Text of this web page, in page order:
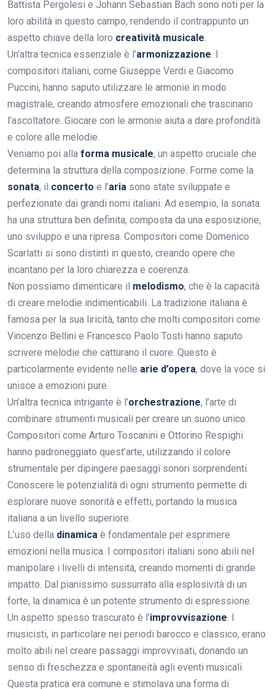
Battista Pergolesi e Johann Sebastian Bach sono noti per la
loro abilità in questo campo, rendendo il contrappunto un
aspetto chiave della loro creatività musicale
Un’altra tecnica essenziale è l’armonizzazione . I
compositori italiani, come Giuseppe Verdi e Giacomo
Puccini, hanno saputo utilizzare le armonie in modo
magistrale, creando atmosfere emozionali che trascinano
l’ascoltatore. Giocare con le armonie aiuta a dare profondità
e colore alle melodie.
Veniamo poi alla forma musicale, un aspetto cruciale che
determina la struttura della composizione. Forme come la
sonata, il concerto e l’aria sono state sviluppate e
perfezionate dai grandi nomi italiani. Ad esempio, la sonata
ha una struttura ben definita, composta da una esposizione,
uno sviluppo e una ripresa. Compositori come Domenico
Scarlatti si sono distinti in questo, creando opere che
incantano per la loro chiarezza e coerenza.
Non possiamo dimenticare il melodismo, che è la capacità
di creare melodie indimenticabili. La tradizione italiana è
famosa per la sua liricità, tanto che molti compositori come
Vincenzo Bellini e Francesco Paolo Tosti hanno saputo
scrivere melodie che catturano il cuore. Questo è
particolarmente evidente nelle arie d’opera, dove la voce si
unisce a emozioni pure.
Un’altra tecnica intrigante è l’orchestrazione, l’arte di
combinare strumenti musicali per creare un suono unico.
Compositori come Arturo Toscanini e Ottorino Respighi
hanno padroneggiato quest’arte, utilizzando il colore
strumentale per dipingere paesaggi sonori sorprendenti.
Conoscere le potenzialità di ogni strumento permette di
esplorare nuove sonorità e effetti, portando la musica
italiana a un livello superiore.
L’uso della dinamica è fondamentale per esprimere
emozioni nella musica. I compositori italiani sono abili nel
manipolare i livelli di intensità, creando momenti di grande
impatto. Dal pianissimo sussurrato alla esplosività di un
forte, la dinamica è un potente strumento di espressione.
Un aspetto spesso trascurato è l’improvvisazione . I
musicisti, in particolare nei periodi barocco e classico, erano
molto abili nel creare passaggi improvvisati, donando un
senso di freschezza e spontaneità agli eventi musicali.
Questa pratica era comune e stimolava una forma di